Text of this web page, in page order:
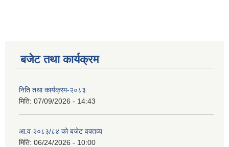
बजेट तथा कार्यक्रम
निति तथा कार्यक्रम-२०८३
मिति: 07/09/2026 - 14:43
आ.व २०८३/८४ को बजेट वक्तव्य
मिति: 06/24/2026 - 10:00